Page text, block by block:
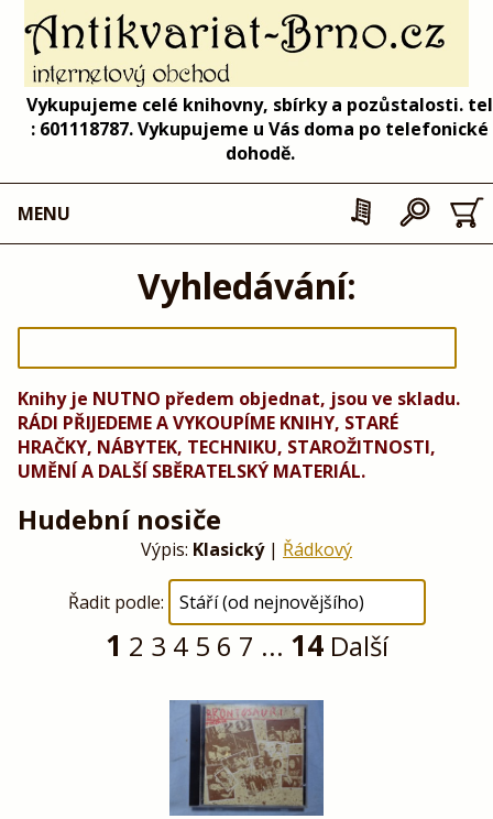
Vykupujeme celé knihovny, sbírky a pozůstalosti. tel
: 601118787. Vykupujeme u Vás doma po telefonické
dohodě.
MENU
Vyhledávání:
Knihy je NUTNO předem objednat, jsou ve skladu.
RÁDI PŘIJEDEME A VYKOUPÍME KNIHY, STARÉ
HRAČKY, NÁBYTEK, TECHNIKU, STAROŽITNOSTI,
UMĚNÍ A DALŠÍ SBĚRATELSKÝ MATERIÁL.
Hudební nosiče
Výpis: Klasický| Řádkový
Řadit podle:
1 2 3 4 5 6 7 ... 14 Další